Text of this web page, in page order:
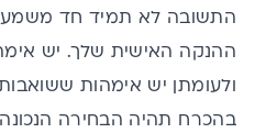
התשובה לא תמיד חד
ההנקה האישית שלך. יש
ולעומתן יש אימהות
בהכרח תהיה הבחירה